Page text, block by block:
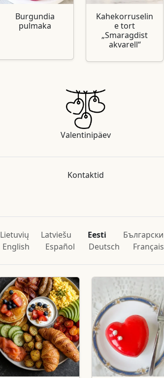
Burgundia
pulmaka
Kahekorruselin
e tort
„Smaragdist
akvarell“
Valentinipäev
Kontaktid
Lietuvių Latviešu Eesti Български
English Español Deutsch Français